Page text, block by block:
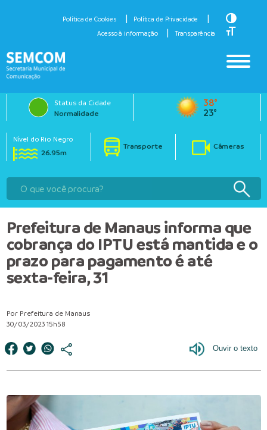
Política de Cookies
Política de Privacidade
Acesso à informação
Transparência
Toggle
Toggle
Status da Cidade
Normalidade
38°
23°
Nível do Rio Negro
26.95m
Transporte Câmeras
Prefeitura de Manaus informa que
cobrança do IPTU está mantida e o
prazo para pagamento é até
sexta-feira, 31
Por Prefeitura de Manaus
30/03/2023 15h58